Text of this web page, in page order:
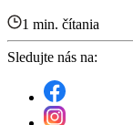
1 min. čítania
Sledujte nás na: